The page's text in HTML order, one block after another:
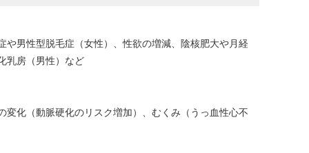
男性型脱毛症（女性）、性欲の増減、陰核肥大や月経
乳房（男性）など
化（動脈硬化のリスク増加）、むくみ（うっ血性心不